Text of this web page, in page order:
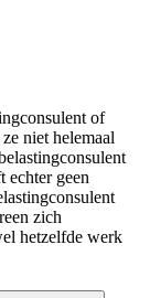
of
niet helemaal
echter geen
zich
hetzelfde werk